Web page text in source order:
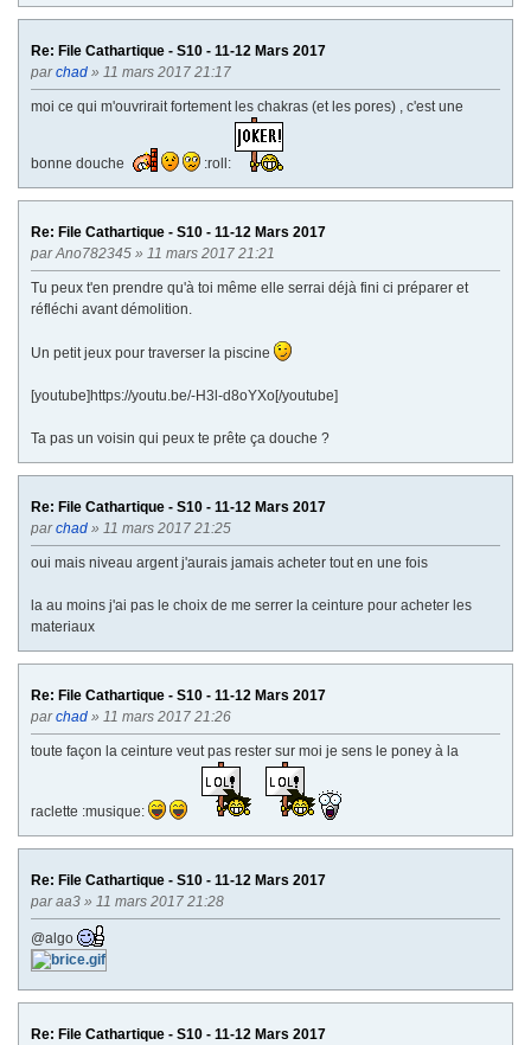
Re: File Cathartique - S10 - 11-12 Mars 2017
parchad » 11 mars 2017 21:17
moi ce qui m'ouvrirait fortement les chakras (et les pores) , c'est une
bonne douche :roll:
Re: File Cathartique - S10 - 11-12 Mars 2017
parAno782345 » 11 mars 2017 21:21
Tu peux t'en prendre qu'à toi même elle serrai déjà fini ci préparer et
réfléchi avant démolition.
Un petit jeux pour traverser la piscine
[youtube]https://youtu.be/-H3l-d8oYXo[/youtube]
Ta pas un voisin qui peux te prête ça douche ?
Re: File Cathartique - S10 - 11-12 Mars 2017
parchad » 11 mars 2017 21:25
oui mais niveau argent j'aurais jamais acheter tout en une fois
la au moins j'ai pas le choix de me serrer la ceinture pour acheter les
materiaux
Re: File Cathartique - S10 - 11-12 Mars 2017
parchad » 11 mars 2017 21:26
toute façon la ceinture veut pas rester sur moi je sens le poney à la
raclette :musique:
Re: File Cathartique - S10 - 11-12 Mars 2017
paraa3 » 11 mars 2017 21:28
@algo
Re: File Cathartique - S10 - 11-12 Mars 2017